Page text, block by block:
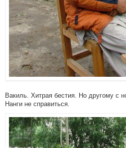
Вакиль. Хитрая бестия. Но другому с
Нанги не справиться.